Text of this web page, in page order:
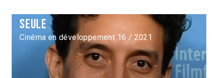
Seule
Cinéma en développement 16 / 2021